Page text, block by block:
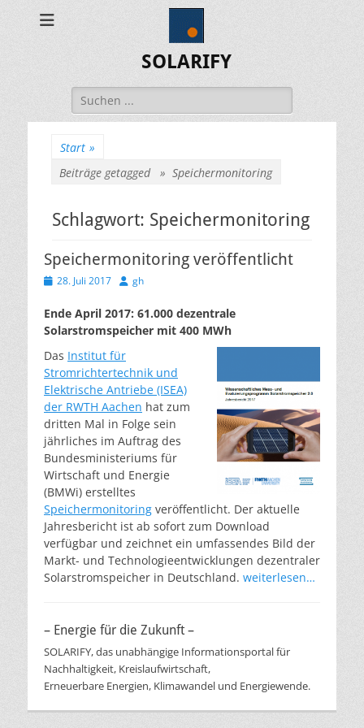
SOLARIFY
Suchen
nach:
Start »
Beiträge getagged » Speichermonitoring
Schlagwort: Speichermonitoring
Speichermonitoring veröffentlicht
Veröffentlicht
28. Juli 2017 Autor
gh
Ende April 2017: 61.000 dezentrale
Solarstromspeicher mit 400 MWh
Das Institut für
Stromrichtertechnik und
Elektrische Antriebe (ISEA)
der RWTH Aachen hat zum
dritten Mal in Folge sein
jährliches im Auftrag des
Bundesministeriums für
Wirtschaft und Energie
(BMWi) erstelltes
Speichermonitoring veröffentlicht. Der aktuelle
Jahresbericht ist ab sofort zum Download
verfügbar und zeichnet ein umfassendes Bild der
Markt- und Technologieentwicklungen dezentraler
Solarstromspeicher in Deutschland. weiterlesen…
– Energie für die Zukunft –
SOLARIFY, das unabhängige Informationsportal für
Nachhaltigkeit, Kreislaufwirtschaft,
Erneuerbare Energien, Klimawandel und Energiewende.